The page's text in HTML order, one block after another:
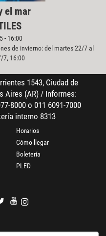
el mar
- 16:00
de invierno: del martes 22/7 al
7, 16:00
1543, Ciudad de
Aires (AR) / Informes:
8000 o 011 6091-7000
interno 8313
Horarios
Cómo llegar
Boletería
PLED